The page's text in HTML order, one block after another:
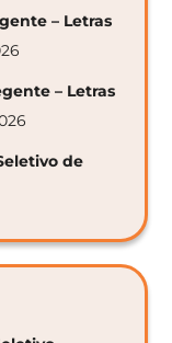
– Letras
– Letras
de